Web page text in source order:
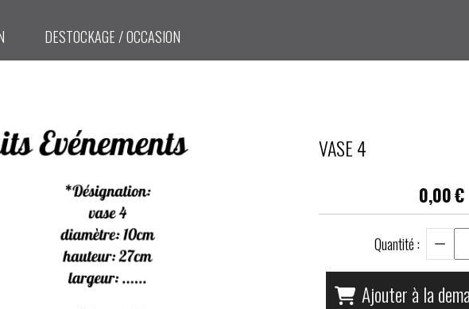
DESTOCKAGE / OCCASION
VASE 4
0,00€
Quantité :
Ajouter à la